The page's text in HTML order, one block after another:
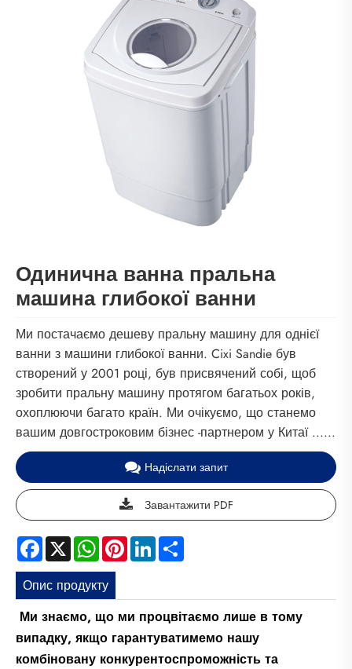
Одинична ванна пральна
машина глибокої ванни
Ми постачаємо дешеву пральну машину для однієї
ванни з машини глибокої ванни. Cixi Sandie був
створений у 2001 році, був присвячений собі, щоб
зробити пральну машину протягом багатьох років,
охоплюючи багато країн. Ми очікуємо, що станемо
вашим довгостроковим бізнес -партнером у Китаї ......
Надіслати запит
Завантажити PDF
Facebook
X WhatsApp
PinterestLinkedIn
Опис продукту
Ми знаємо, що ми процвітаємо лише в тому
випадку, якщо гарантуватимемо нашу
комбіновану конкурентоспроможність та